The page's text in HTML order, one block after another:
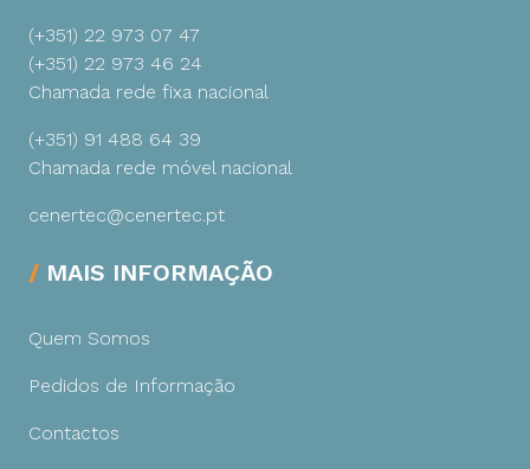
(+351) 22 973 07 47
(+351) 22 973 46 24
Chamada rede fixa nacional
(+351) 91 488 64 39
Chamada rede móvel nacional
cenertec@cenertec.pt
MAIS INFORMAÇÃO
Quem Somos
Pedidos de Informação
Contactos